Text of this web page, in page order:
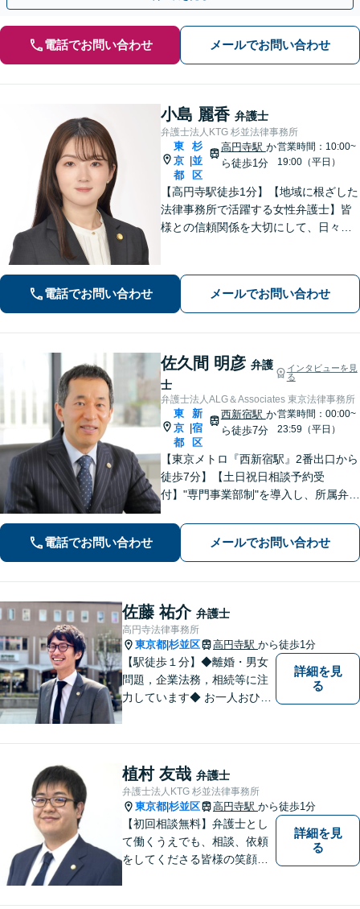
電話でお問い合わせ メールでお問い合わせ
小島 麗香 弁護士
弁護士法人KTG 杉並法律事務所
東
京
都
杉
並
区
高円寺駅 か
ら徒歩1分
営業時間：10:00~
19:00（平日）
【高円寺駅徒歩1分】【地域に根ざした
法律事務所で活躍する女性弁護士】皆
様との信頼関係を大切にして、日々業
ましたら、お気軽にご相談ください。
電話でお問い合わせ メールでお問い合わせ
佐久間 明彦 弁護
士
インタビューを見
る
弁護士法人ALG＆Associates 東京法律事務所
東
京
都
新
宿
区
西新宿駅 か
ら徒歩7分
営業時間：00:00~
23:59（平日）
【東京メトロ『西新宿駅』2番出口から
徒歩7分】【土日祝日相談予約受
付】"専門事業部制"を導入し、所属弁護
ぞお気軽にご相談ください。
電話でお問い合わせ メールでお問い合わせ
佐藤 祐介 弁護士
高円寺法律事務所
東京都 杉並区 高円寺駅 から徒歩1分
【駅徒歩１分】◆離婚・男女
問題，企業法務，相続等に注
力しています◆ お一人おひと
詳細を見
る
植村 友哉 弁護士
弁護士法人KTG 杉並法律事務所
東京都 杉並区 高円寺駅 から徒歩1分
【初回相談無料】弁護士とし
て働くうえでも、相談、依頼
をしてくださる皆様の笑顔を
詳細を見
る